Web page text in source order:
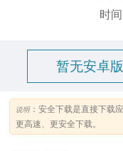
时
暂无安卓版
说明：安全下载是直接下载
更高速、更安全下载。